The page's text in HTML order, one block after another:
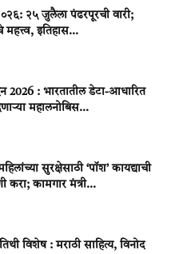
२५ जुलैला पंढरपूरची वारी;
इतिहास...
2026 : भारतातील डेटा-आधारित
महालनोबिस...
सुरक्षेसाठी ‘पॉश’ कायद्याची
कामगार मंत्री...
विशेष : मराठी साहित्य, विनोद